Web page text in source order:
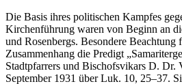
Die Basis ihres politischen Kampfes
Kirchenführung waren von Beginn an
und Rosenbergs. Besondere Beachtung
Zusammenhang die Predigt
Stadtpfarrers und Bischofsvikars D. Dr.
September 1931 über Luk. 10, 25–37.